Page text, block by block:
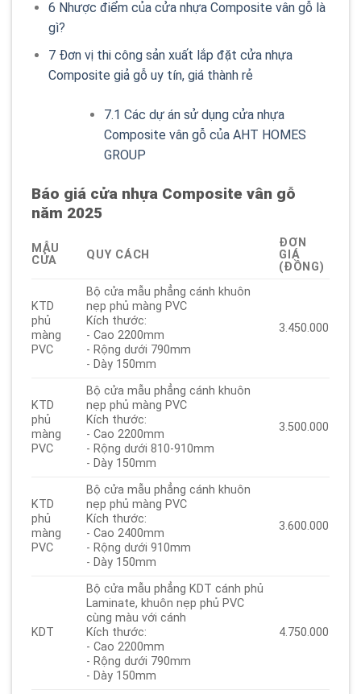
6 Nhược điểm của cửa nhựa Composite vân gỗ là
gì?
7Đơn vị thi công sản xuất lắp đặt cửa nhựa
Composite giả gỗ uy tín, giá thành rẻ
7.1 Các dự án sử dụng cửa nhựa
Composite vân gỗ của AHT HOMES
GROUP
Báo giá cửa nhựa Composite vân gỗ
năm 2025
MẪU
CỬA
QUY CÁCH
ĐƠN
GIÁ
(ĐỒNG)
KTD
phủ
màng
PVC
Bộ cửa mẫu phẳng cánh khuôn
nẹp phủ màng PVC
Kích thước:
- Cao 2200mm
- Rộng dưới 790mm
- Dày 150mm
3.450.000
KTD
phủ
màng
PVC
Bộ cửa mẫu phẳng cánh khuôn
nẹp phủ màng PVC
Kích thước:
- Cao 2200mm
- Rộng dưới 810-910mm
- Dày 150mm
3.500.000
KTD
phủ
màng
PVC
Bộ cửa mẫu phẳng cánh khuôn
nẹp phủ màng PVC
Kích thước:
- Cao 2400mm
- Rộng dưới 910mm
- Dày 150mm
3.600.000
KDT
Bộ cửa mẫu phẳng KDT cánh phủ
Laminate, khuôn nẹp phủ PVC
cùng màu với cánh
Kích thước:
- Cao 2200mm
- Rộng dưới 790mm
- Dày 150mm
4.750.000